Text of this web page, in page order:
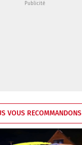
VOUS RECOMMANDONS